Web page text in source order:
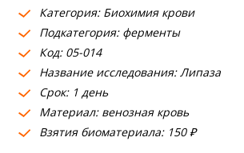
Получить результат
Пациентам
О компании
Где сдать
Категория: Биохимия крови
Подкатегория: ферменты
Код: 05-014
Название исследования: Липаза
Срок: 1 день
Материал: венозная кровь
Взятия биоматериала: 150 ₽